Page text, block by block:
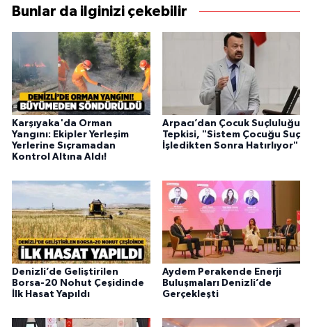
Bunlar da ilginizi çekebilir
Karşıyaka'da Orman
Yangını: Ekipler Yerleşim
Yerlerine Sıçramadan
Kontrol Altına Aldı!
Arpacı’dan Çocuk Suçluluğu
Tepkisi, "Sistem Çocuğu Suç
İşledikten Sonra Hatırlıyor"
Denizli’de Geliştirilen
Borsa-20 Nohut Çeşidinde
İlk Hasat Yapıldı
Aydem Perakende Enerji
Buluşmaları Denizli’de
Gerçekleşti